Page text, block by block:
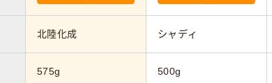
北陸化成 シャディ
575g 500g